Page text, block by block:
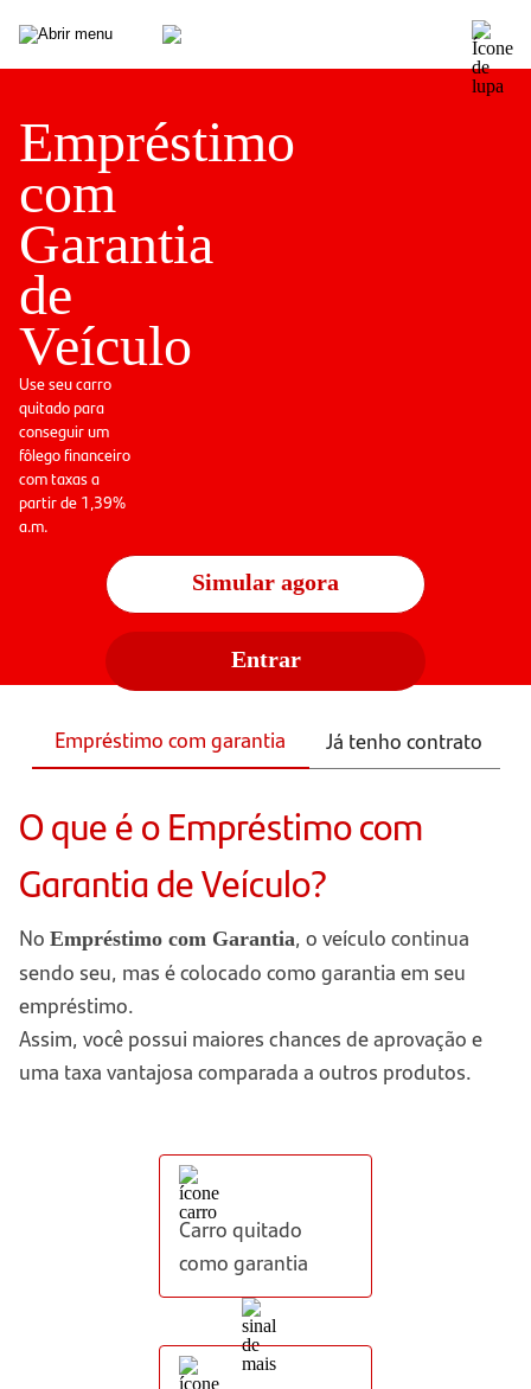
Empréstimo
com
Garantia
de
Veículo
Use seu carro
quitado para
conseguir um
fôlego financeiro
com taxas a
partir de 1,39%
a.m.
Simular agora
Entrar
Empréstimo com garantia Já tenho contrato
O que é o Empréstimo com
Garantia de Veículo?
No Empréstimo com Garantia, o veículo continua
sendo seu, mas é colocado como garantia em seu
empréstimo.
Assim, você possui maiores chances de aprovação e
uma taxa vantajosa comparada a outros produtos.
Carro quitado
como garantia